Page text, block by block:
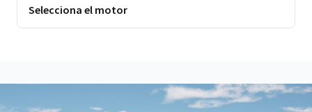
Selecciona el motor